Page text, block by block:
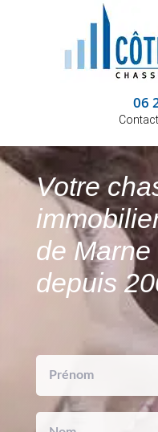
06
Votre
de Marne
depuis